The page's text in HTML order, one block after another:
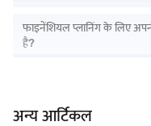
फाइनेंशियल प्लानिंग के लिए
है?
अन्य आर्टिकल